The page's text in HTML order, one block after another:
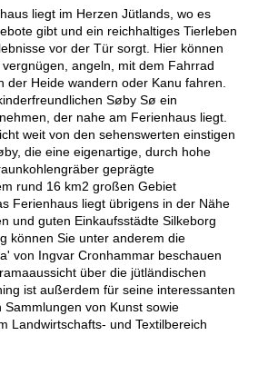
liegt im Herzen Jütlands, wo es
gibt und ein reichhaltiges Tierleben
vor der Tür sorgt. Hier können
angeln, mit dem Fahrrad
der Heide wandern oder Kanu fahren.
Søby Sø ein
der nahe am Ferienhaus liegt.
weit von den sehenswerten einstigen
die eine eigenartige, durch hohe
geprägte
rund 16 km2 großen Gebiet
Ferienhaus liegt übrigens in der Nähe
und guten Einkaufsstädte Silkeborg
können Sie unter anderem die
von Ingvar Cronhammar beschauen
über die jütländischen
ist außerdem für seine interessanten
von Kunst sowie
Landwirtschafts- und Textilbereich